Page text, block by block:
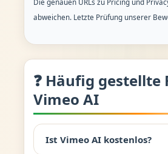
abweichen. Letzte Prüfung unserer
❓ Häufig gestellte
Vimeo AI
Ist Vimeo AI kostenlos?